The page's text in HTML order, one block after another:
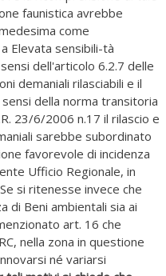
faunistica avrebbe
come
Elevata sensibili-tà
dell'articolo 6.2.7 delle
demaniali rilasciabili e il
della norma transitoria
23/6/2006 n.17 il rilascio e
sarebbe subordinato
favorevole di incidenza
Ufficio Regionale, in
si ritenesse invece che
di Beni ambientali sia ai
art. 16 che
nella zona in questione
né variarsi